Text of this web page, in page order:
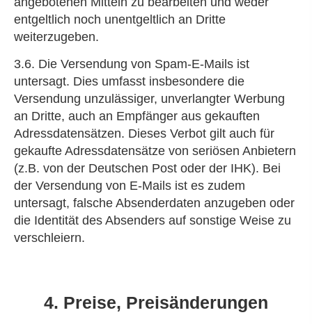
entgeltlich noch unentgeltlich an Dritte
weiterzugeben.
3.6. Die Versendung von Spam-E-Mails ist
untersagt. Dies umfasst insbesondere die
Versendung unzulässiger, unverlangter Werbung
an Dritte, auch an Empfänger aus gekauften
Adressdatensätzen. Dieses Verbot gilt auch für
gekaufte Adressdatensätze von seriösen Anbietern
(z.B. von der Deutschen Post oder der IHK). Bei
der Versendung von E-Mails ist es zudem
untersagt, falsche Absenderdaten anzugeben oder
die Identität des Absenders auf sonstige Weise zu
verschleiern.
4. Preise, Preisänderungen